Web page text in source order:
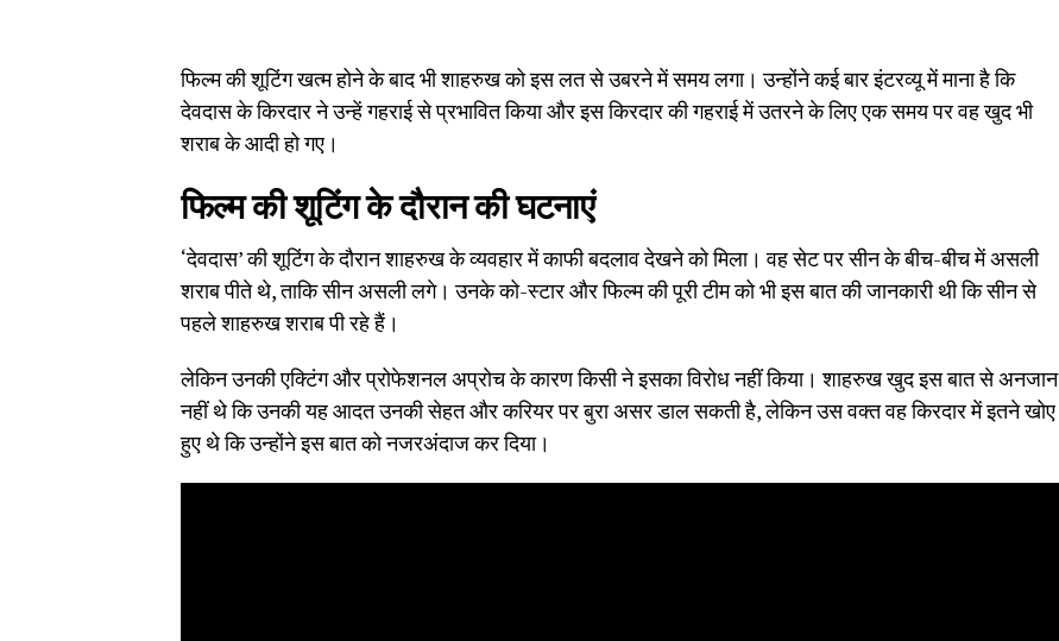
फिल्म की शूटिंग खत्म होने के बाद भी शाहरुख को इस लत से उबरने में समय लगा। उन्होंने कई बार इंटरव्यू में माना है कि
देवदास के किरदार ने उन्हें गहराई से प्रभावित किया और इस किरदार की गहराई में उतरने के लिए एक समय पर वह खुद भी
शराब के आदी हो गए।
फिल्म की शूटिंग के दौरान की घटनाएं
‘देवदास’ की शूटिंग के दौरान शाहरुख के व्यवहार में काफी बदलाव देखने को मिला। वह सेट पर सीन के बीच-बीच में असली
शराब पीते थे, ताकि सीन असली लगे। उनके को-स्टार और फिल्म की पूरी टीम को भी इस बात की जानकारी थी कि सीन से
पहले शाहरुख शराब पी रहे हैं।
लेकिन उनकी एक्टिंग और प्रोफेशनल अप्रोच के कारण किसी ने इसका विरोध नहीं किया। शाहरुख खुद इस बात से अनजान
नहीं थे कि उनकी यह आदत उनकी सेहत और करियर पर बुरा असर डाल सकती है, लेकिन उस वक्त वह किरदार में इतने खोए
हुए थे कि उन्होंने इस बात को नजरअंदाज कर दिया।